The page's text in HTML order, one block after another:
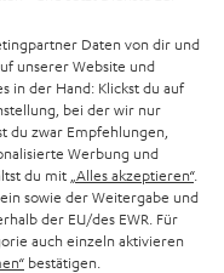
Daten von dir und
unserer Website und
in der Hand: Klickst du auf
bei der wir nur
du zwar Empfehlungen,
Werbung und
du mit „Alles akzeptieren“.
sowie der Weitergabe und
der EU/des EWR. Für
auch einzeln aktivieren
bestätigen.